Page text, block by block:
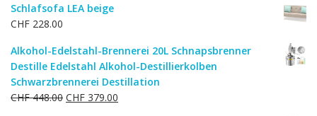
Schlafsofa LEA beige
CHF 228.00
Alkohol-Edelstahl-Brennerei 20L Schnapsbrenner
Destille Edelstahl Alkohol-Destillierkolben
Schwarzbrennerei Destillation
CHF448.00 Ursprünglicher
CHF 379.00